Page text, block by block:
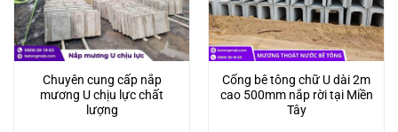
Chuyên cung cấp nắp
mương U chịu lực chất
lượng
Cống bê tông chữ U dài 2m
cao 500mm nắp rời tại Miền
Tây